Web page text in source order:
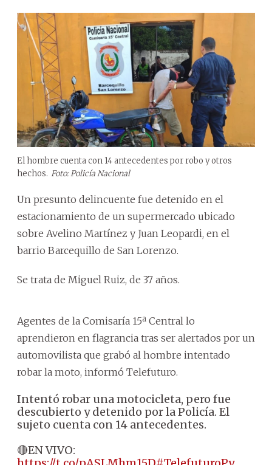
El hombre cuenta con 14 antecedentes por robo y otros
hechos. Foto: Policía Nacional
Un presunto delincuente fue detenido en el
estacionamiento de un supermercado ubicado
sobre Avelino Martínez y Juan Leopardi, en el
barrio Barcequillo de San Lorenzo.
Se trata de Miguel Ruiz, de 37 años.
Agentes de la Comisaría 15ª Central lo
aprendieron en flagrancia tras ser alertados por un
automovilista que grabó al hombre intentado
robar la moto, informó Telefuturo.
Intentó robar una motocicleta, pero fue
descubierto y detenido por la Policía. El
sujeto cuenta con 14 antecedentes.
🔴EN VIVO: